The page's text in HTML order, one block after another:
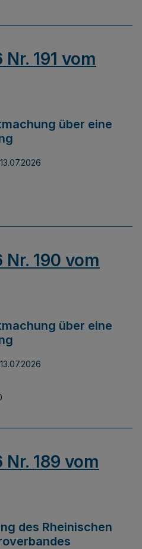
191 vom
über eine
13.07.2026
190 vom
über eine
13.07.2026
189 vom
des Rheinischen